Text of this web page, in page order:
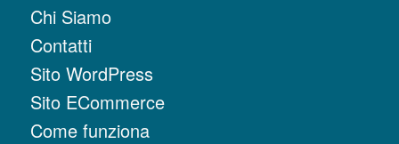
Chi Siamo
Contatti
Sito WordPress
Sito ECommerce
Come funziona